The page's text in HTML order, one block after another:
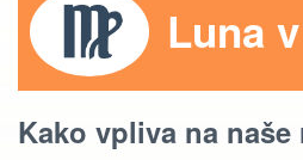
Luna
Kako vpliva na